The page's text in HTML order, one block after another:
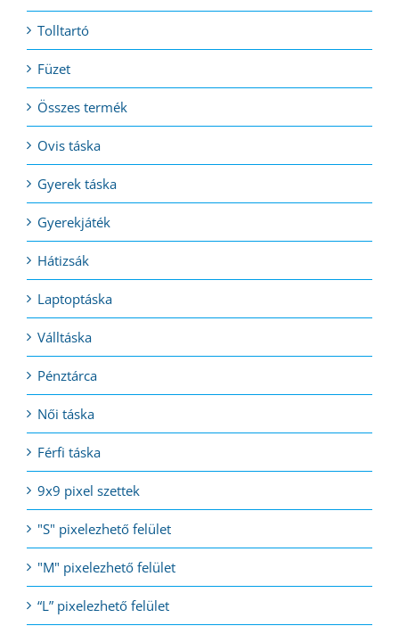
Tolltartó
Füzet
Összes termék
Ovis táska
Gyerek táska
Gyerekjáték
Hátizsák
Laptoptáska
Válltáska
Pénztárca
Női táska
Férfi táska
9x9 pixel szettek
"S" pixelezhető felület
"M" pixelezhető felület
“L” pixelezhető felület